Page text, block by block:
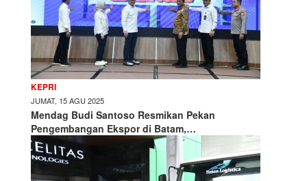
KEPRI
JUMAT, 15 AGU 2025
Mendag Budi Santoso Resmikan Pekan
Pengembangan Ekspor di Batam,…